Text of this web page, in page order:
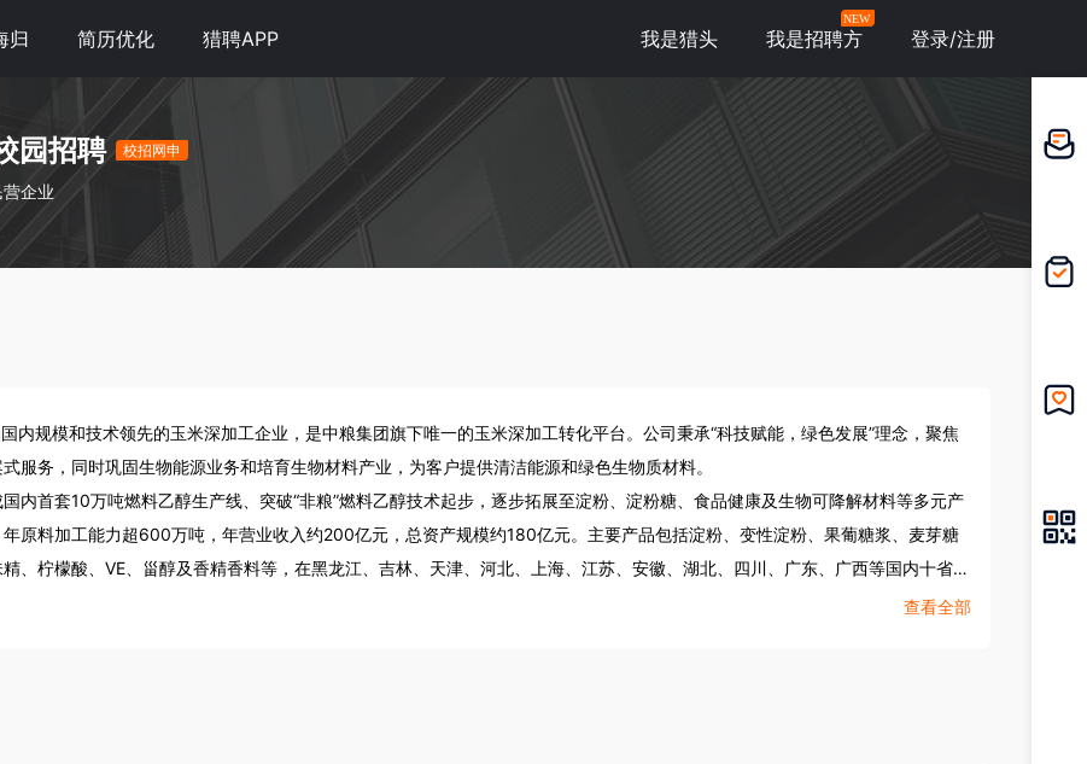
归 简历优化 猎聘APP 我是猎头 我是招聘方
NEW
登录/注册
园招聘 校招网申
企业
规模和技术领先的玉米深加工企业，是中粮集团旗下唯一的玉米深加工转化平台。公司秉承“科技赋能，绿色发展”理念，聚焦
服务，同时巩固生物能源业务和培育生物材料产业，为客户提供清洁能源和绿色生物质材料。
内首套10万吨燃料乙醇生产线、突破“非粮”燃料乙醇技术起步，逐步拓展至淀粉、淀粉糖、食品健康及生物可降解材料等多元产
原料加工能力超600万吨，年营业收入约200亿元，总资产规模约180亿元。主要产品包括淀粉、变性淀粉、果葡糖浆、麦芽糖
、柠檬酸、VE、甾醇及香精香料等，在黑龙江、吉林、天津、河北、上海、江苏、安徽、湖北、四川、广东、广西等国内十省市
力。同时以原料多元化促进生物能源产业健康发展，培育探索PLA、PHA等生物可降解材料业务，践行绿色可持续发展理念，打
查看全部